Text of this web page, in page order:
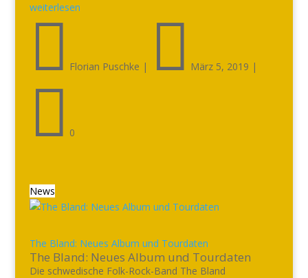
weiterlesen
 Florian Puschke |  März 5, 2019 |
 0
News
The Bland: Neues Album und Tourdaten
The Bland: Neues Album und Tourdaten
Die schwedische Folk-Rock-Band The Bland